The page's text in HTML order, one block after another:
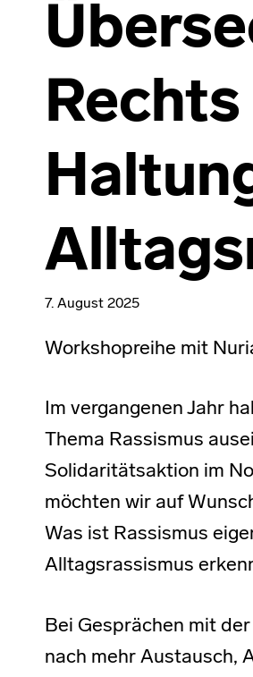
7. August 2025
Workshopreihe mit
Im vergangenen Jahr
Thema Rassismus
Solidaritätsaktion im
möchten wir auf
Was ist Rassismus
Alltagsrassismus
Bei Gesprächen mit
nach mehr Austausch,